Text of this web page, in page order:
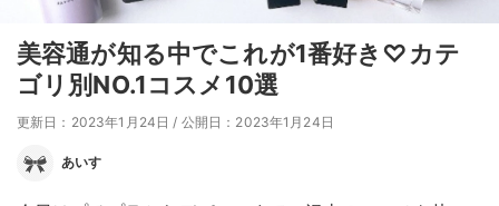
美容通が知る中でこれが1番好き♡カテ
ゴリ別NO.1コスメ10選
更新日：2023年1月24日 / 公開日：2023年1月24日
あいす